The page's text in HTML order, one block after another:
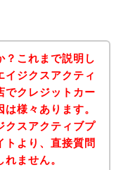
？これまで説明し
イジクスアクティ
でクレジットカー
は様々あります。
クスアクティブプ
トより、直接質問
ません。